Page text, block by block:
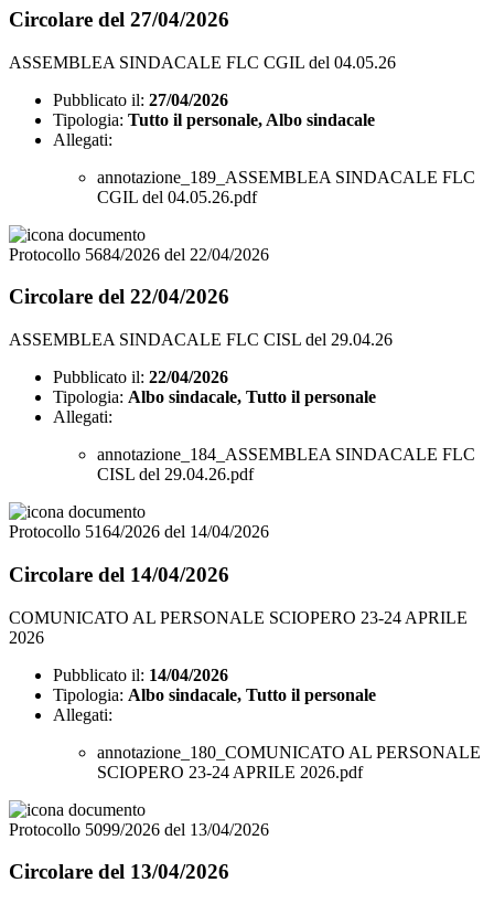
Circolare del 27/04/2026
ASSEMBLEA SINDACALE FLC CGIL del 04.05.26
Pubblicato il: 27/04/2026
Tipologia: Tutto il personale, Albo sindacale
Allegati:
annotazione_189_ASSEMBLEA SINDACALE FLC
CGIL del 04.05.26.pdf
Protocollo 5684/2026 del 22/04/2026
Circolare del 22/04/2026
ASSEMBLEA SINDACALE FLC CISL del 29.04.26
Pubblicato il: 22/04/2026
Tipologia: Albo sindacale, Tutto il personale
Allegati:
annotazione_184_ASSEMBLEA SINDACALE FLC
CISL del 29.04.26.pdf
Protocollo 5164/2026 del 14/04/2026
Circolare del 14/04/2026
COMUNICATO AL PERSONALE SCIOPERO 23-24 APRILE
2026
Pubblicato il: 14/04/2026
Tipologia: Albo sindacale, Tutto il personale
Allegati:
annotazione_180_COMUNICATO AL PERSONALE
SCIOPERO 23-24 APRILE 2026.pdf
Protocollo 5099/2026 del 13/04/2026
Circolare del 13/04/2026